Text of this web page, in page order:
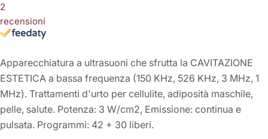
2
recensioni
Apparecchiatura a ultrasuoni che sfrutta la CAVITAZIONE
ESTETICA a bassa frequenza (150 KHz, 526 KHz, 3 MHz, 1
MHz). Trattamenti d'urto per cellulite, adiposità maschile,
pelle, salute. Potenza: 3 W/cm2, Emissione: continua e
pulsata. Programmi: 42 + 30 liberi.